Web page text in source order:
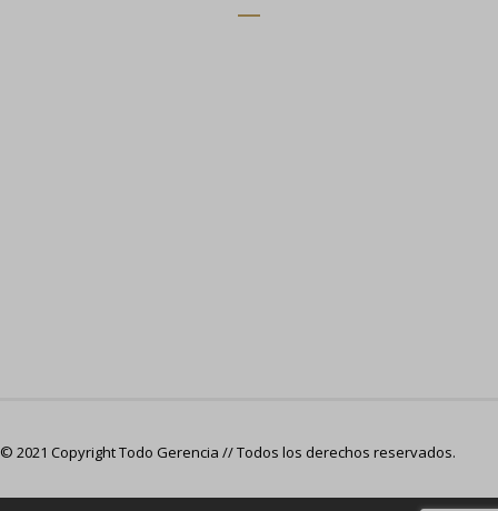
© 2021 Copyright Todo Gerencia // Todos los derechos reservados.